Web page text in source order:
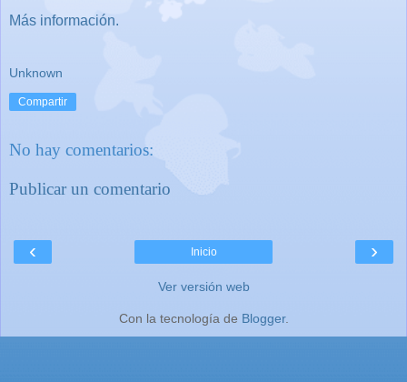
Más información.
Unknown
Compartir
No hay comentarios:
Publicar un comentario
‹ ›
Inicio
Ver versión web
Con la tecnología de Blogger.